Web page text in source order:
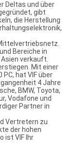
Deltas und über
gibt
die Herstellung
Bereiche in
verkauft.
Mit einer
hat VIF über
4 Jahre
BMW, Toyota,
Vodafone und
Partner in
Vertretern zu
der hohen
ist VIF Ihr